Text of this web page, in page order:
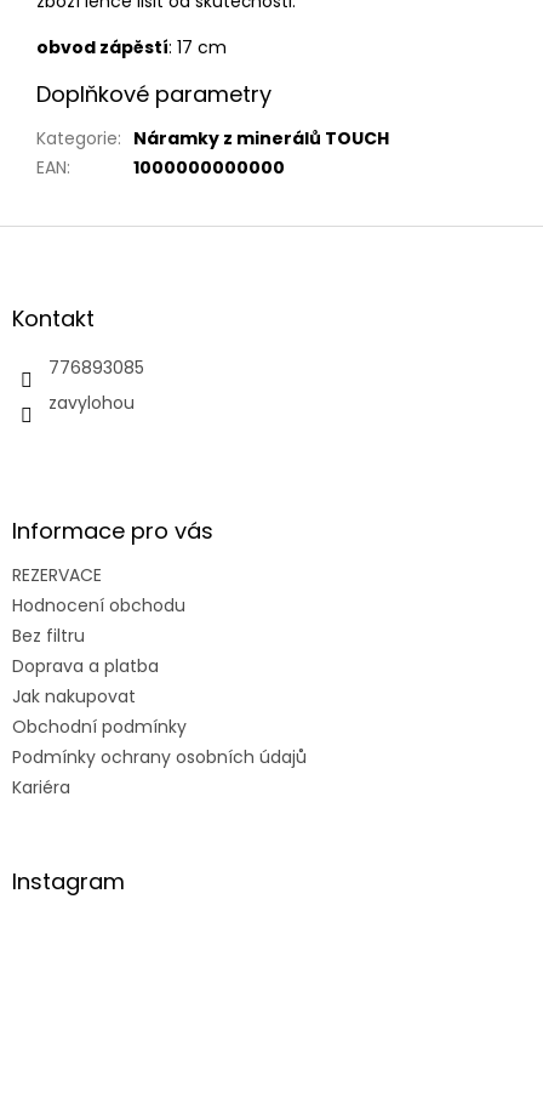
obvod zápěstí: 17 cm
Doplňkové parametry
Kategorie: Náramky z minerálů TOUCH
EAN: 1000000000000
Z
aKontakt
776893085
zavylohou
Informace pro vás
REZERVACE
Hodnocení obchodu
Bez filtru
Doprava a platba
Jak nakupovat
Obchodní podmínky
Podmínky ochrany osobních údajů
Kariéra
Instagram